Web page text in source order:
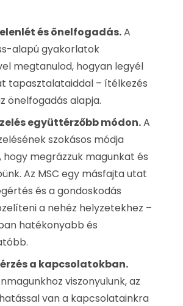
és önelfogadás.A
alapú gyakorlatok
megtanulod, hogyan legyél
tapasztalataiddal – ítélkezés
önelfogadás alapja.
együttérzőbb módon.A
szokásos módja
hogy megrázzuk magunkat és
Az MSC egy másfajta utat
és a gondoskodás
a nehéz helyzetekhez –
hatékonyabb és
a kapcsolatokban.
viszonyulunk, az
van a kapcsolatainkra